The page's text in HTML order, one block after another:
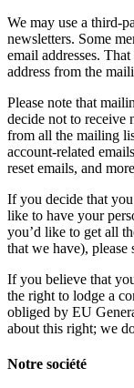
We may use a third-
newsletters. Some
email addresses.
address from the
Please note that
decide not to receive
from all the mailing
account-related
reset emails, and
If you decide that
like to have your
you’d like to get all
that we have), please
If you believe that
the right to lodge a
obliged by EU
about this right; we
Notre société